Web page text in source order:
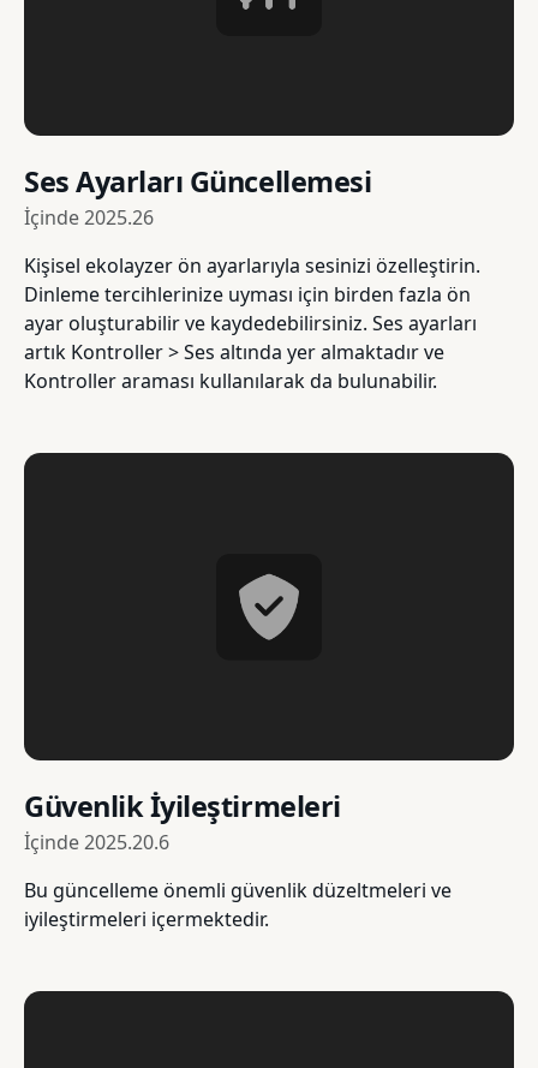
Ses Ayarları Güncellemesi
İçinde2025.26
Kişisel ekolayzer ön ayarlarıyla sesinizi özelleştirin.
Dinleme tercihlerinize uyması için birden fazla ön
ayar oluşturabilir ve kaydedebilirsiniz. Ses ayarları
artık Kontroller > Ses altında yer almaktadır ve
Kontroller araması kullanılarak da bulunabilir.
Güvenlik İyileştirmeleri
İçinde2025.20.6
Bu güncelleme önemli güvenlik düzeltmeleri ve
iyileştirmeleri içermektedir.